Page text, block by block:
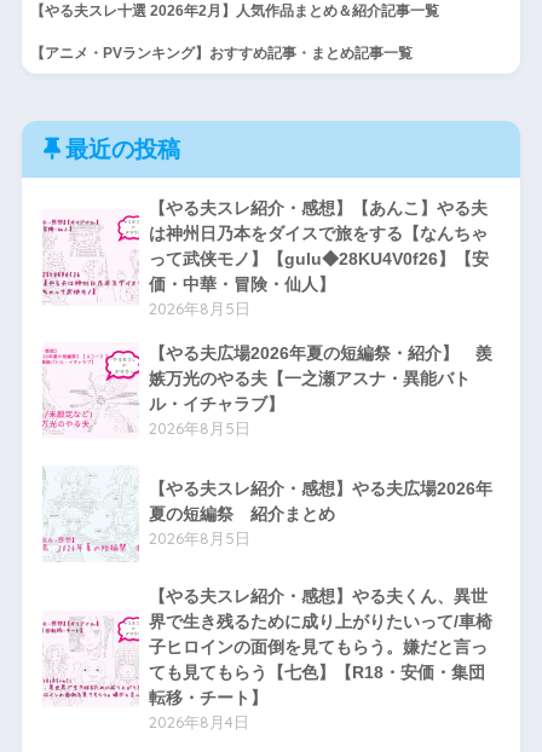
【やる夫スレ十選 2026年2月】人気作品まとめ＆紹介記事一覧
【アニメ・PVランキング】おすすめ記事・まとめ記事一覧
最近の投稿
【やる夫スレ紹介・感想】【あんこ】やる夫
は神州日乃本をダイスで旅をする【なんちゃ
って武侠モノ】【gulu◆28KU4V0f26】【安
価・中華・冒険・仙人】
2026年8月5日
【やる夫広場2026年夏の短編祭・紹介】 羨
嫉万光のやる夫【一之瀬アスナ・異能バト
ル・イチャラブ】
2026年8月5日
【やる夫スレ紹介・感想】やる夫広場2026年
夏の短編祭 紹介まとめ
2026年8月5日
【やる夫スレ紹介・感想】やる夫くん、異世
界で生き残るために成り上がりたいって/車椅
子ヒロインの面倒を見てもらう。嫌だと言っ
ても見てもらう【七色】【R18・安価・集団
転移・チート】
2026年8月4日